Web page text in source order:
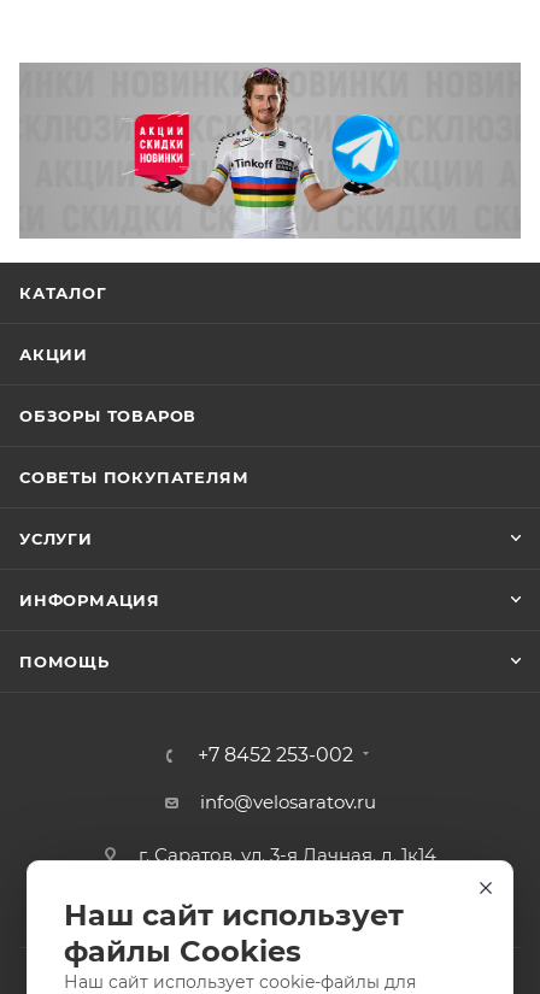
КАТАЛОГ
АКЦИИ
ОБЗОРЫ ТОВАРОВ
СОВЕТЫ ПОКУПАТЕЛЯМ
УСЛУГИ
ИНФОРМАЦИЯ
ПОМОЩЬ
+7 8452 253-002
info@velosaratov.ru
г. Саратов, ул. 3-я Дачная, д. 1к14
Наш сайт использует
файлы Cookies
Наш сайт использует cookie-файлы для